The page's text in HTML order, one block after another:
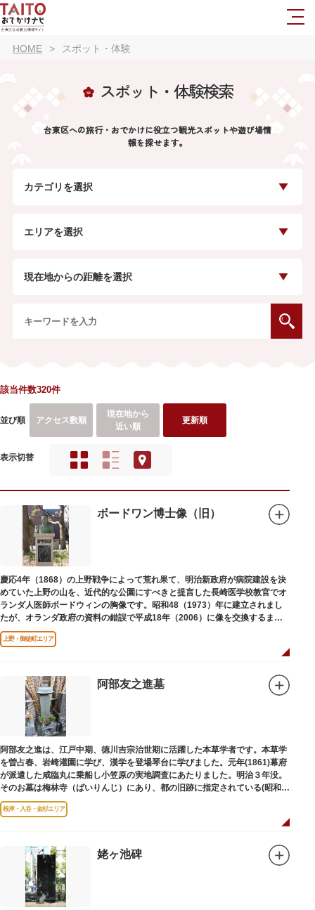
HOME スポット・体験
スポット・体験検索
台東区への旅行・おでかけに役立つ観光スポットや遊び場情
報を探せます。
カテゴリを選択
エリアを選択
現在地からの距離を選択
該当件数320件
並び順 アクセス数順
現在地から
近い順
更新順
表示切替
ボードワン博士像（旧）
慶応4年（1868）の上野戦争によって荒れ果て、明治新政府が病院建設を決
めていた上野の山を、近代的な公園にすべきと提言した長崎医学校教官でオ
ランダ人医師ボードウィンの胸像です。昭和48（1973）年に建立されまし
たが、オランダ政府の資料の錯誤で平成18年（2006）に像を交換するまで
は博士の弟の像でした。
上野・御徒町エリア
阿部友之進墓
阿部友之進は、江戸中期、徳川吉宗治世期に活躍した本草学者です。本草学
を曽占春、岩崎灌園に学び、漢学を登場琴台に学びました。元年(1861)幕府
が派遣した咸臨丸に乗船し小笠原の実地調査にあたりました。明治３年没。
そのお墓は梅林寺（ばいりんじ）にあり、都の旧跡に指定されている(昭和３
年指定)。
根岸・入谷・金杉エリア
姥ヶ池碑